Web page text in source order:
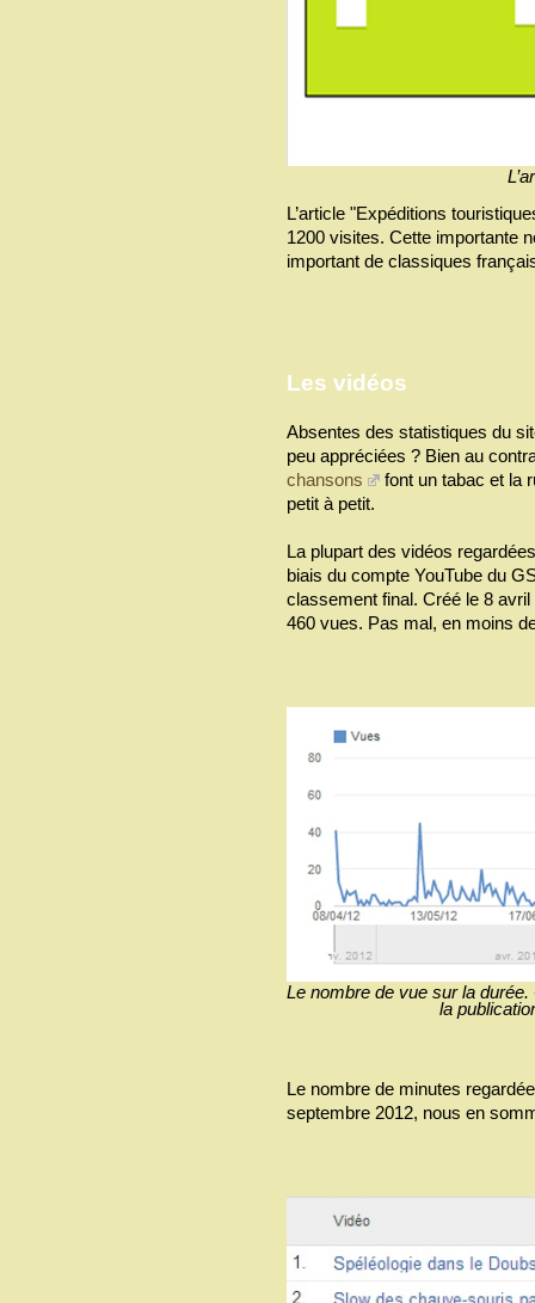
L’article "Expéditions
1200 visites. Cette importante
important de classiques
Les vidéos
Absentes des statistiques du
peu appréciées ? Bien au
chansons
font un tabac et la
petit à petit.
La plupart des vidéos
biais du compte YouTube du
classement final. Créé le 8
460 vues. Pas mal, en moins
Le nombre de vue sur la
la
Le nombre de minutes
septembre 2012, nous en